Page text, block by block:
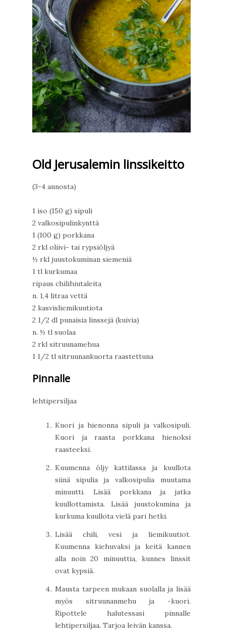
Old Jerusalemin linssikeitto
(3-4 annosta)
1 iso (150 g) sipuli
2 valkosipulinkynttä
1 (100 g) porkkana
2 rkl oliivi- tai rypsiöljyä
½ rkl juustokuminan siemeniä
1 tl kurkumaa
ripaus chilihiutaleita
n. 1,4 litraa vettä
2 kasvisliemikuutiota
2 1/2 dl punaisia linssejä (kuivia)
n. ½ tl suolaa
2 rkl sitruunamehua
1 1/2 tl sitruunankuorta raastettuna
Pinnalle
lehtipersiljaa
Kuori ja hienonna sipuli ja valkosipuli.
Kuori ja raasta porkkana hienoksi
raasteeksi.
Kuumenna öljy kattilassa ja kuullota
siinä sipulia ja valkosipulia muutama
minuutti. Lisää porkkana ja jatka
kuullottamista. Lisää juustokumina ja
kurkuma kuullota vielä pari hetki.
Lisää chili, vesi ja liemikuutiot.
Kuumenna kiehuvaksi ja keitä kannen
alla noin 20 minuuttia, kunnes linssit
ovat kypsiä.
Mausta tarpeen mukaan suolalla ja lisää
myös sitruunanmehu ja -kuori.
Ripottele halutessasi pinnalle
lehtipersiljaa. Tarjoa leivän kanssa.